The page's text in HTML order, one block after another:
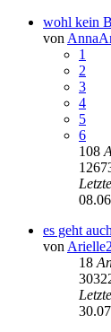
wohl kein
von
1
2
3
4
5
6
108
es geht
von Arielle2
18